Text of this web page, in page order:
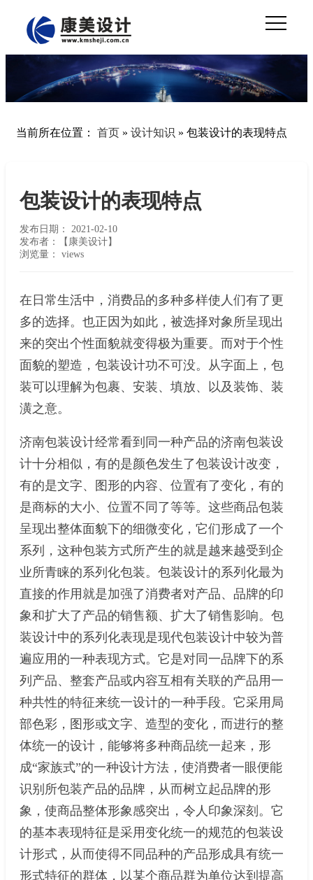
当前所在位置： 首页 » 设计知识 » 包装设计的表现特点
包装设计的表现特点
发布日期： 2021-02-10
发布者：【康美设计】
浏览量： views
在日常生活中，消费品的多种多样使人们有了更
多的选择。也正因为如此，被选择对象所呈现出
来的突出个性面貌就变得极为重要。而对于个性
面貌的塑造，包装设计功不可没。从字面上，包
装可以理解为包裹、安装、填放、以及装饰、装
潢之意。
济南包装设计经常看到同一种产品的济南包装设
计十分相似，有的是颜色发生了包装设计改变，
有的是文字、图形的内容、位置有了变化，有的
是商标的大小、位置不同了等等。这些商品包装
呈现出整体面貌下的细微变化，它们形成了一个
系列，这种包装方式所产生的就是越来越受到企
业所青睐的系列化包装。包装设计的系列化最为
直接的作用就是加强了消费者对产品、品牌的印
象和扩大了产品的销售额、扩大了销售影响。包
装设计中的系列化表现是现代包装设计中较为普
遍应用的一种表现方式。它是对同一品牌下的系
列产品、整套产品或内容互相有关联的产品用一
种共性的特征来统一设计的一种手段。它采用局
部色彩，图形或文字、造型的变化，而进行的整
体统一的设计，能够将多种商品统一起来，形
成“家族式”的一种设计方法，使消费者一眼便能
识别所包装产品的品牌，从而树立起品牌的形
象，使商品整体形象感突出，令人印象深刻。它
的基本表现特征是采用变化统一的规范的包装设
计形式，从而使得不同品种的产品形成具有统一
形式特征的群体，以某个商品群为单位达到提高